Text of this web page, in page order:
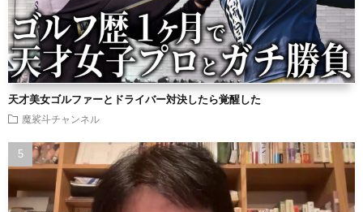
天才美女ゴルファーとドライバー対決したら覚醒した
魔裟斗チャンネル